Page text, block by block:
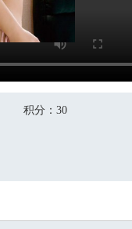
积分 ：30